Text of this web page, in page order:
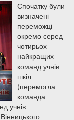
Спочатку були
визначені
переможці
окремо серед
чотирьох
найкращих
команд учнів
шкіл
(перемогла
команда
учнів